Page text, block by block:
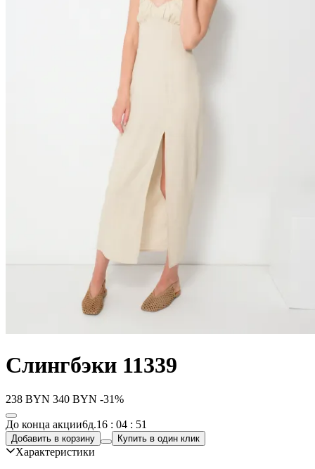
Слингбэки 11339
238 BYN 340 BYN -31%
До конца акции6д.16 : 04 : 51
Добавить в корзину Купить в один клик
Характеристики